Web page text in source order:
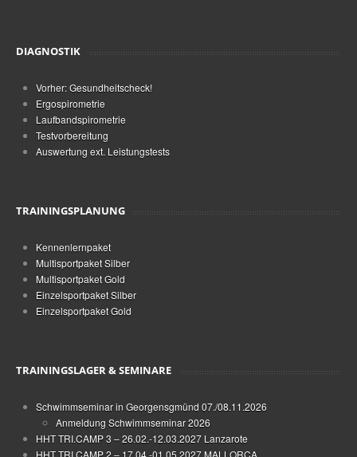
DIAGNOSTIK
Vorher: Gesundheitscheck!
Ergospirometrie
Laufbandspirometrie
Testvorbereitung
Auswertung ext. Leistungstests
TRAININGSPLANUNG
Kennenlernpaket
Multisportpaket Silber
Multisportpaket Gold
Einzelsportpaket Silber
Einzelsportpaket Gold
TRAININGSLAGER & SEMINARE
Schwimmseminar in Georgensgmünd 07./08.11.2026
Anmeldung Schwimmseminar 2026
HHT TRI.CAMP 3 – 26.02.-12.03.2027 Lanzarote
HHT TRI.CAMP 2 – 17.04.-01.05.2027 MALLORCA